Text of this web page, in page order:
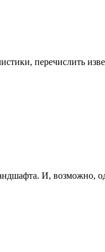
перечислить
И, возможно,